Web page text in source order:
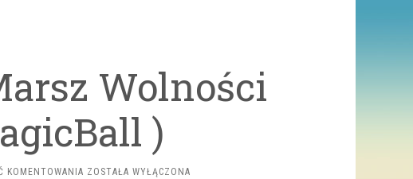
Wolności
)
KOMENTOWANIA WIELKI
ZOSTAŁA WYŁĄCZONA